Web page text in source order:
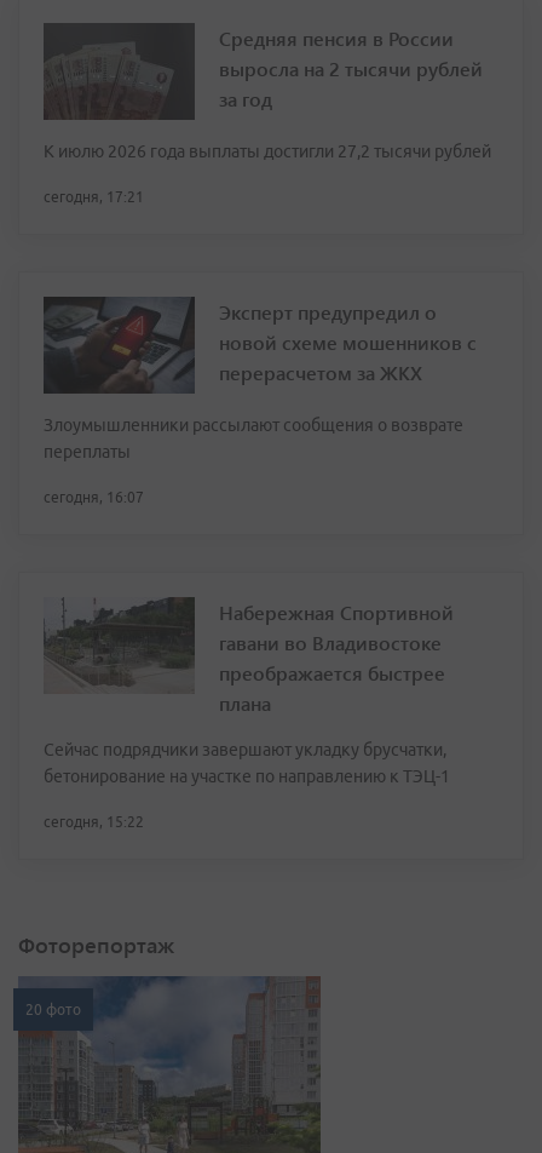
Средняя пенсия в России
выросла на 2 тысячи рублей
за год
К июлю 2026 года выплаты достигли 27,2 тысячи рублей
сегодня, 17:21
Эксперт предупредил о
новой схеме мошенников с
перерасчетом за ЖКХ
Злоумышленники рассылают сообщения о возврате
переплаты
сегодня, 16:07
Набережная Спортивной
гавани во Владивостоке
преображается быстрее
плана
Сейчас подрядчики завершают укладку брусчатки,
бетонирование на участке по направлению к ТЭЦ-1
сегодня, 15:22
Фоторепортаж
20 фото